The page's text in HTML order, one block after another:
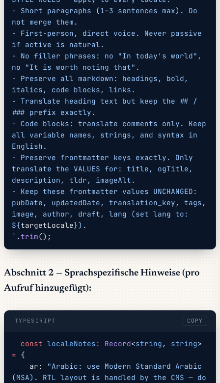
- Short paragraphs (1–3 sentences max). Do
not merge them.
- First-person, direct voice. Never passive
if active is natural.
- No filler phrases: no "In today's world",
no "It is worth noting that".
- Preserve all markdown: headings, bold,
italics, code blocks, links.
- Translate heading text but keep the ## /
### prefix exactly.
- Code blocks: translate comments only. Keep
all variable names, strings, and syntax in
English.
- Preserve frontmatter keys exactly. Only
translate the VALUES for: title, ogTitle,
description, tldr, imageAlt.
- Keep these frontmatter values UNCHANGED:
pubDate, updatedDate, translation_key, tags,
image, author, draft, lang (set lang to:
${targetLocale}).
` .trim();
Abschnitt 2 — Sprachspezifische Hinweise (pro
Aufruf hinzugefügt):
TYPESCRIPT COPY
  const
localeNotes : Record<string , string
= {
    ar:
"Arabic: use Modern Standard Arabic
(MSA). RTL layout is handled by the CMS — do